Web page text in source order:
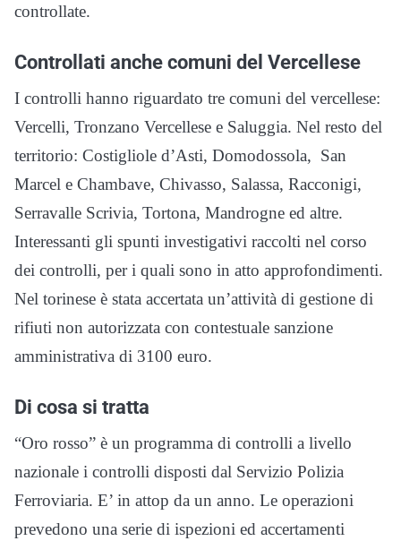
controllate.
Controllati anche comuni del Vercellese
I controlli hanno riguardato tre comuni del vercellese:
Vercelli, Tronzano Vercellese e Saluggia. Nel resto del
territorio: Costigliole d’Asti, Domodossola, San
Marcel e Chambave, Chivasso, Salassa, Racconigi,
Serravalle Scrivia, Tortona, Mandrogne ed altre.
Interessanti gli spunti investigativi raccolti nel corso
dei controlli, per i quali sono in atto approfondimenti.
Nel torinese è stata accertata un’attività di gestione di
rifiuti non autorizzata con contestuale sanzione
amministrativa di 3100 euro.
Di cosa si tratta
“Oro rosso” è un programma di controlli a livello
nazionale i controlli disposti dal Servizio Polizia
Ferroviaria. E’ in attop da un anno. Le operazioni
prevedono una serie di ispezioni ed accertamenti